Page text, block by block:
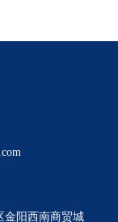
金阳西南商贸城